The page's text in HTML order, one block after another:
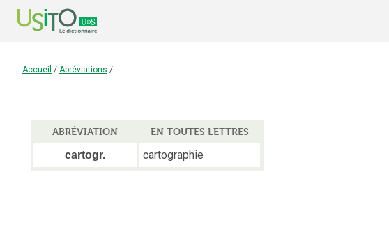
Accueil / Abréviations /
ABRÉVIATION
EN TOUTES LETTRES
cartogr.
cartographie